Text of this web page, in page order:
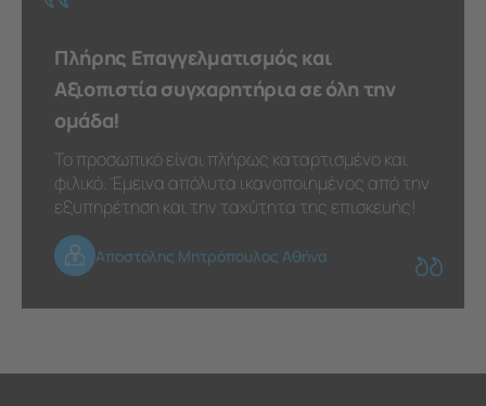
Πλήρης Επαγγελματισμός και
Αξιοπιστία συγχαρητήρια σε όλη την
ομάδα!
Το προσωπικό είναι πλήρως καταρτισμένο και
φιλικό. Έμεινα απόλυτα ικανοποιημένος από την
εξυπηρέτηση και την ταχύτητα της επισκευής!
Αποστόλης Μητρόπουλος Αθήνα